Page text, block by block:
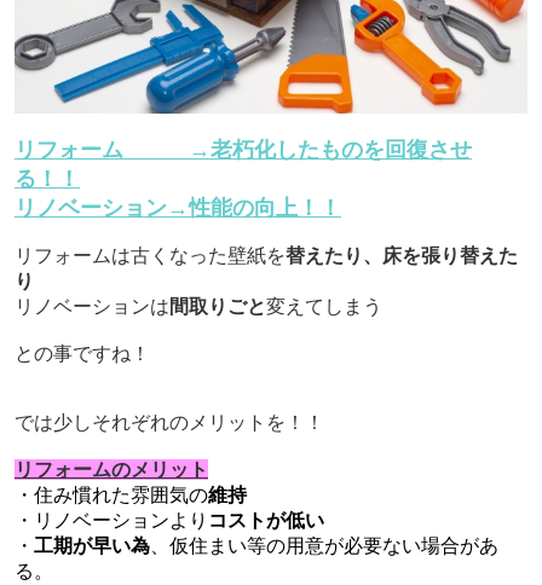
リフォーム →老朽化したものを回復させ
る！！
リノベーション→性能の向上！！
リフォームは古くなった壁紙を替えたり、床を張り替えた
り
リノベーションは間取りごと変えてしまう
との事ですね！
では少しそれぞれのメリットを！！
リフォームのメリット
・住み慣れた雰囲気の維持
・リノベーションより コストが低い
・ 工期が早い為、仮住まい等の用意が必要ない場合があ
る。